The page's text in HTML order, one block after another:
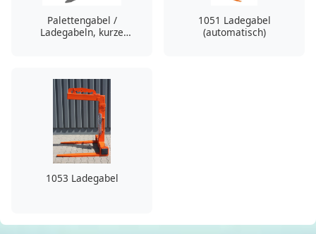
Palettengabel /
Ladegabeln, kurze
1051 Ladegabel
(automatisch)
1053 Ladegabel